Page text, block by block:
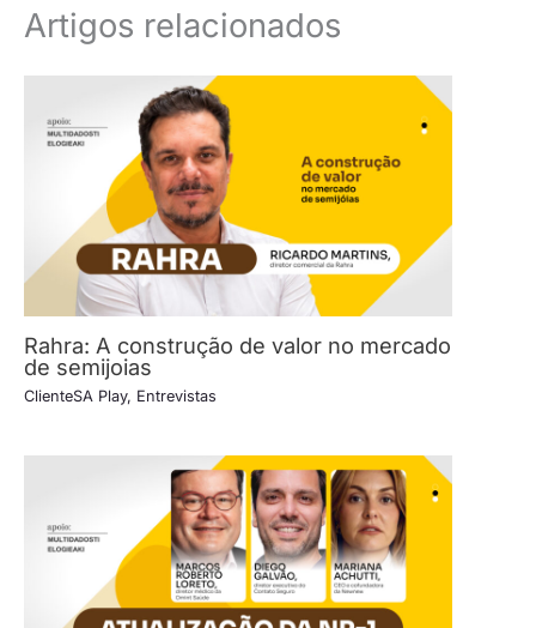
Artigos relacionados
Rahra: A construção de valor no mercado
de semijoias
ClienteSA Play, Entrevistas